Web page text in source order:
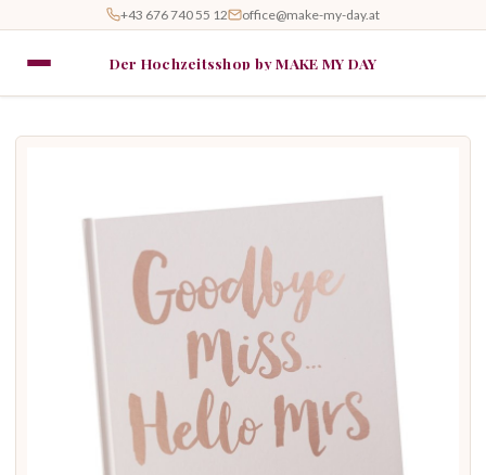
+43 676 740 55 12 office@make-my-day.at
Der Hochzeitsshop by MAKE MY DAY